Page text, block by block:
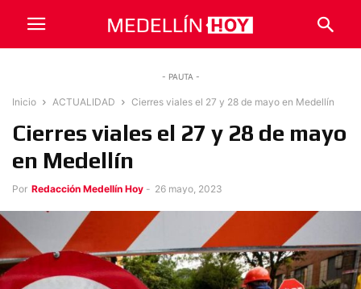
- PAUTA -
Inicio ACTUALIDAD Cierres viales el 27 y 28 de mayo en Medellín
Cierres viales el 27 y 28 de mayo
en Medellín
Por Redacción Medellín Hoy - 26 mayo, 2023